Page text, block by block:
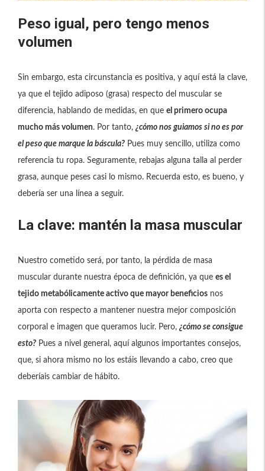
Peso igual, pero tengo menos
volumen
Sin embargo, esta circunstancia es positiva, y aquí está la clave,
ya que el tejido adiposo (grasa) respecto del muscular se
diferencia, hablando de medidas, en que el primero ocupa
mucho más volumen. Por tanto, ¿cómo nos guiamos si no es por
el peso que marque la báscula? Pues muy sencillo, utiliza como
referencia tu ropa. Seguramente, rebajas alguna talla al perder
grasa, aunque peses casi lo mismo. Recuerda esto, es bueno, y
debería ser una línea a seguir.
La clave: mantén la masa muscular
Nuestro cometido será, por tanto, la pérdida de masa
muscular durante nuestra época de definición, ya que es el
tejido metabólicamente activo que mayor beneficios nos
aporta con respecto a mantener nuestra mejor composición
corporal e imagen que queramos lucir. Pero, ¿cómo se consigue
esto? Pues a nivel general, aquí algunos importantes consejos,
que, si ahora mismo no los estáis llevando a cabo, creo que
deberíais cambiar de hábito.